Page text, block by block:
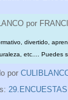
por
divertido,
etc.... Puedes
por
29.ENCUESTAS